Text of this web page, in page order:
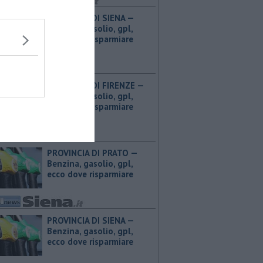
PROVINCIA DI SIENA — ​
Benzina, gasolio, gpl,
ecco dove risparmiare
PROVINCIA DI FIRENZE — ​
Benzina, gasolio, gpl,
ecco dove risparmiare
PROVINCIA DI PRATO — ​
Benzina, gasolio, gpl,
ecco dove risparmiare
PROVINCIA DI SIENA — ​
Benzina, gasolio, gpl,
ecco dove risparmiare